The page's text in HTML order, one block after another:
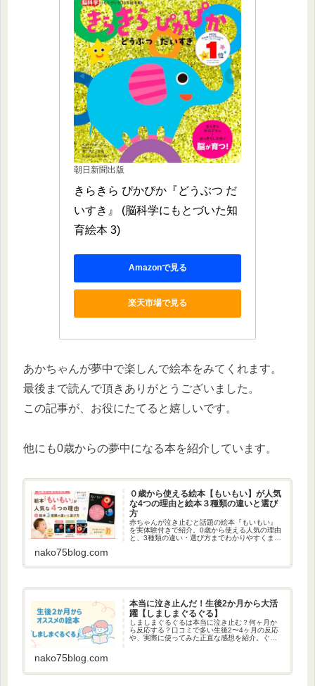
朝日新聞出版
きらきら ぴかぴか『どうぶつ だ
いすき』 (脳科学にもとづいた知
育絵本 3)
Amazonで見る
楽天市場で見る
あかちゃんが夢中で楽しんで絵本をみてくれます。
最後まで読んで頂きありがとうございました。
この記事が、お役にたてると嬉しいです。
他にも0歳からの夢中になる本を紹介しています。
０歳から使える絵本【もいもい】が人気
な4つの理由と絵本３種類の違いと選び
方
赤ちゃんが泣き止むと話題の絵本『もいもい』
を実体験付きで紹介。0歳から使える人気の理由
と、3種類の違い・選び方までわかりやすくまと
nako75blog.com
本当に泣き止んだ！生後2か月から大活
躍【しましまぐるぐる】
しましまぐるぐるは本当に泣き止む？何ヶ月か
ら反応する？口コミで多い生後2〜4ヶ月の反応
や、実際に使ってみた正直な感想を紹介。ぐず
nako75blog.com